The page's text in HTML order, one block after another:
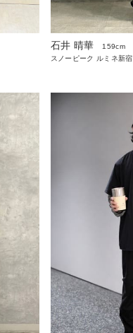
石井 晴華
159cm
スノーピーク ルミネ新宿